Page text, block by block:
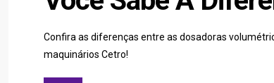
Confira as diferenças entre as dosadoras
maquinários Cetro!